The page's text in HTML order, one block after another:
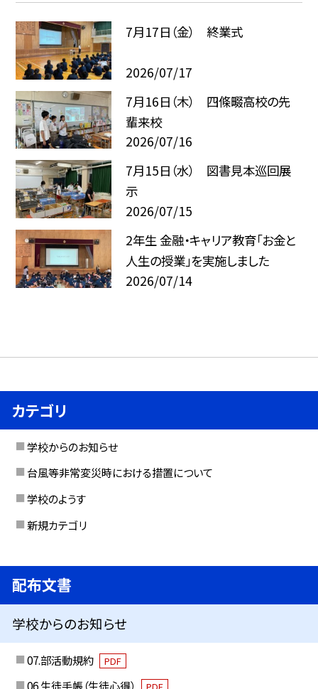
7月17日（金） 終業式
2026/07/17
7月16日（木） 四條畷高校の先
輩来校
2026/07/16
7月15日（水） 図書見本巡回展
示
2026/07/15
2年生 金融・キャリア教育「お金と
人生の授業」を実施しました
2026/07/14
カテゴリ
学校からのお知らせ
台風等非常変災時における措置について
学校のようす
新規カテゴリ
配布文書
学校からのお知らせ
07.部活動規約 PDF
06.生徒手帳（生徒心得）